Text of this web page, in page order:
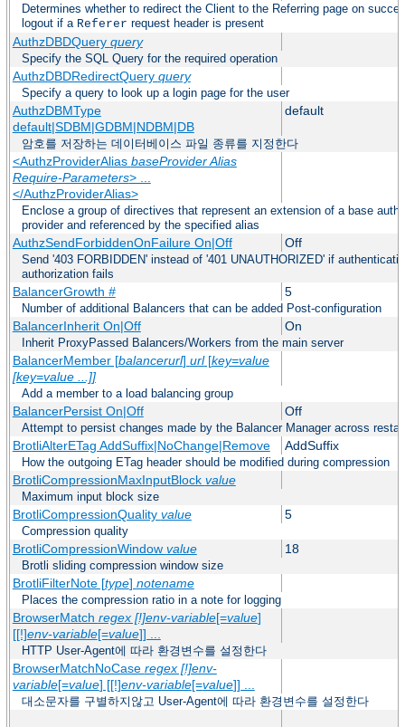
Determines whether to redirect the Client to the Referring page on
logout if a Referer request header is present
AuthzDBDQuery query
Specify the SQL Query for the required operation
AuthzDBDRedirectQuery query
Specify a query to look up a login page for the user
AuthzDBMType
default|SDBM|GDBM|NDBM|DB
default
암호를 저장하는 데이터베이스 파일 종류를 지정한다
<AuthzProviderAlias baseProvider Alias
Require-Parameters> ...
</AuthzProviderAlias>
Enclose a group of directives that represent an extension of a base
provider and referenced by the specified alias
AuthzSendForbiddenOnFailure On|Off Off
Send '403 FORBIDDEN' instead of '401 UNAUTHORIZED' if
authorization fails
BalancerGrowth # 5
Number of additional Balancers that can be added Post-configuration
BalancerInherit On|Off On
Inherit ProxyPassed Balancers/Workers from the main server
BalancerMember [balancerurl] url[key=value
[key=value ...]]
Add a member to a load balancing group
BalancerPersist On|Off Off
Attempt to persist changes made by the Balancer Manager across
BrotliAlterETag AddSuffix|NoChange|Remove AddSuffix
How the outgoing ETag header should be modified during compression
BrotliCompressionMaxInputBlock value
Maximum input block size
BrotliCompressionQuality value 5
Compression quality
BrotliCompressionWindow value 18
Brotli sliding compression window size
BrotliFilterNote [type] notename
Places the compression ratio in a note for logging
BrowserMatch regex [!]env-variable[=value]
[[!]env-variable[=value]] ...
HTTP User-Agent에 따라 환경변수를 설정한다
BrowserMatchNoCase regex [!]env-
variable[=value] [[!]env-variable[=value]] ...
대소문자를 구별하지않고 User-Agent에 따라 환경변수를 설정한다